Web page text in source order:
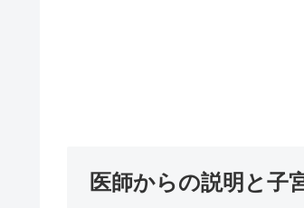
医師からの説明と子